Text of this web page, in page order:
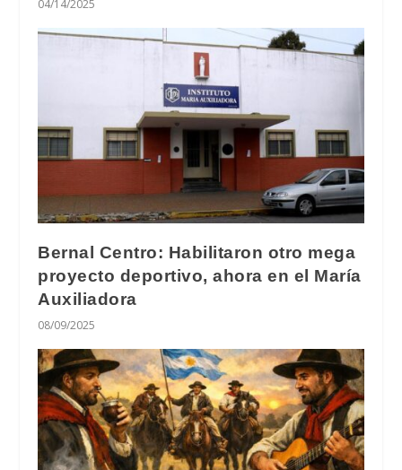
04/14/2025
Bernal Centro: Habilitaron otro mega
proyecto deportivo, ahora en el María
Auxiliadora
08/09/2025